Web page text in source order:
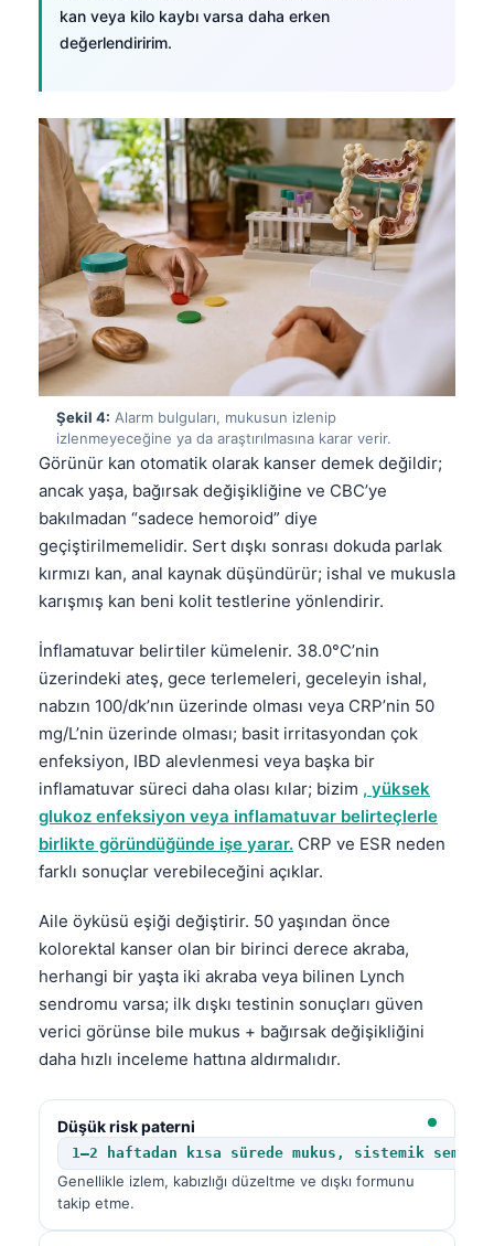
kan veya kilo kaybı varsa daha erken
değerlendiririm.
Şekil 4: Alarm bulguları, mukusun izlenip
izlenmeyeceğine ya da araştırılmasına karar verir.
Görünür kan otomatik olarak kanser demek değildir;
ancak yaşa, bağırsak değişikliğine ve CBC’ye
bakılmadan “sadece hemoroid” diye
geçiştirilmemelidir. Sert dışkı sonrası dokuda parlak
kırmızı kan, anal kaynak düşündürür; ishal ve mukusla
karışmış kan beni kolit testlerine yönlendirir.
İnflamatuvar belirtiler kümelenir. 38.0°C’nin
üzerindeki ateş, gece terlemeleri, geceleyin ishal,
nabzın 100/dk’nın üzerinde olması veya CRP’nin 50
mg/L’nin üzerinde olması; basit irritasyondan çok
enfeksiyon, IBD alevlenmesi veya başka bir
inflamatuvar süreci daha olası kılar; bizim , yüksek
glukoz enfeksiyon veya inflamatuvar belirteçlerle
birlikte göründüğünde işe yarar. CRP ve ESR neden
farklı sonuçlar verebileceğini açıklar.
Aile öyküsü eşiği değiştirir. 50 yaşından önce
kolorektal kanser olan bir birinci derece akraba,
herhangi bir yaşta iki akraba veya bilinen Lynch
sendromu varsa; ilk dışkı testinin sonuçları güven
verici görünse bile mukus + bağırsak değişikliğini
daha hızlı inceleme hattına aldırmalıdır.
Düşük risk paterni
1–2 haftadan kısa sürede mukus, sistemik
Genellikle izlem, kabızlığı düzeltme ve dışkı formunu
takip etme.